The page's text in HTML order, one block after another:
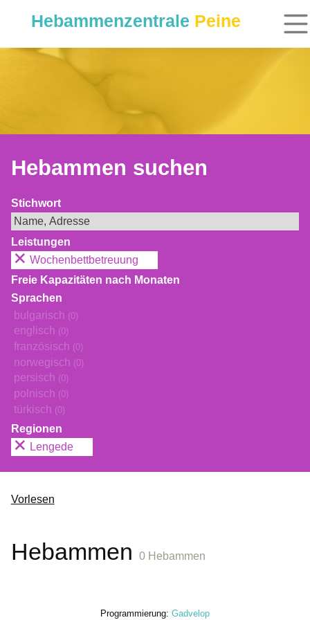
Hebammenzentrale Peine
Hebammen suchen
Stichwort
Leistungen
Wochenbettbetreuung
Freie Kapazitäten nach Monaten
Sprachen
bulgarisch (0)
englisch (0)
französisch (0)
norwegisch (0)
persisch (0)
polnisch (0)
türkisch (0)
Regionen
Lengede
Vorlesen
Hebammen 0 Hebammen
Programmierung: Gadvelop